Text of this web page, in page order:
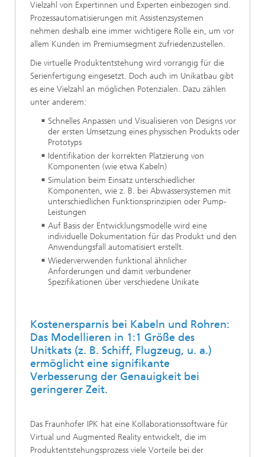
Vielzahl von Expertinnen und Experten einbezogen sind.
Prozessautomatisierungen mit Assistenzsystemen
nehmen deshalb eine immer wichtigere Rolle ein, um vor
allem Kunden im Premiumsegment zufriedenzustellen.
Die virtuelle Produktentstehung wird vorrangig für die
Serienfertigung eingesetzt. Doch auch im Unikatbau gibt
es eine Vielzahl an möglichen Potenzialen. Dazu zählen
unter anderem:
Schnelles Anpassen und Visualisieren von Designs vor
der ersten Umsetzung eines physischen Produkts oder
Prototyps
Identifikation der korrekten Platzierung von
Komponenten (wie etwa Kabeln)
Simulation beim Einsatz unterschiedlicher
Komponenten, wie z. B. bei Abwassersystemen mit
unterschiedlichen Funktionsprinzipien oder Pump-
Leistungen
Auf Basis der Entwicklungsmodelle wird eine
individuelle Dokumentation für das Produkt und den
Anwendungsfall automatisiert erstellt.
Wiederverwenden funktional ähnlicher
Anforderungen und damit verbundener
Spezifikationen über verschiedene Unikate
Kostenersparnis bei Kabeln und Rohren:
Das Modellieren in 1:1 Größe des
Unitkats (z. B. Schiff, Flugzeug, u. a.)
ermöglicht eine signifikante
Verbesserung der Genauigkeit bei
geringerer Zeit.
Das Fraunhofer IPK hat eine Kollaborationssoftware für
Virtual und Augmented Reality entwickelt, die im
Produktentstehungsprozess viele Vorteile bei der